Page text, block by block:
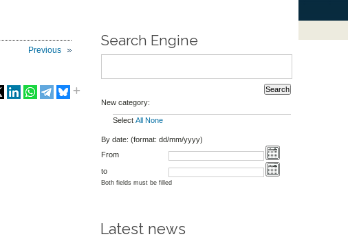
Previous
Search Engine
New category:
Select All None
By date: (format: dd/mm/yyyy)
From
to
Both fields must be filled
Latest news